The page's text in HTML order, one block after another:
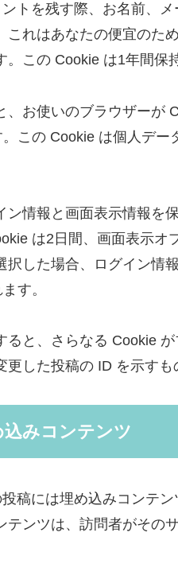
トを残す際、お名前、
これはあなたの便宜のた
この Cookie は1年間保
、お使いのブラウザーが
この Cookie は個人デ
ン情報と画面表示情報を
は2日間、画面表示オ
択した場合、ログイン情
す。
ると、さらなる Cookie
した投稿の ID を示すも
みコンテンツ
稿には埋め込みコンテ
テンツは、訪問者がその